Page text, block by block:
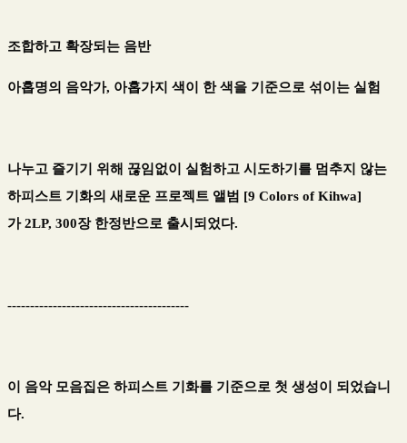
조합하고 확장되는 음반
아홉명의 음악가, 아홉가지 색이 한 색을 기준으로 섞이는 실험
나누고 즐기기 위해 끊임없이 실험하고 시도하기를 멈추지 않는
하피스트 기화의 새로운 프로젝트 앨범 [9 Colors of Kihwa]
가 2LP, 300장 한정반으로 출시되었다.
----------------------------------------
이 음악 모음집은 하피스트 기화를 기준으로 첫 생성이 되었습니
다.